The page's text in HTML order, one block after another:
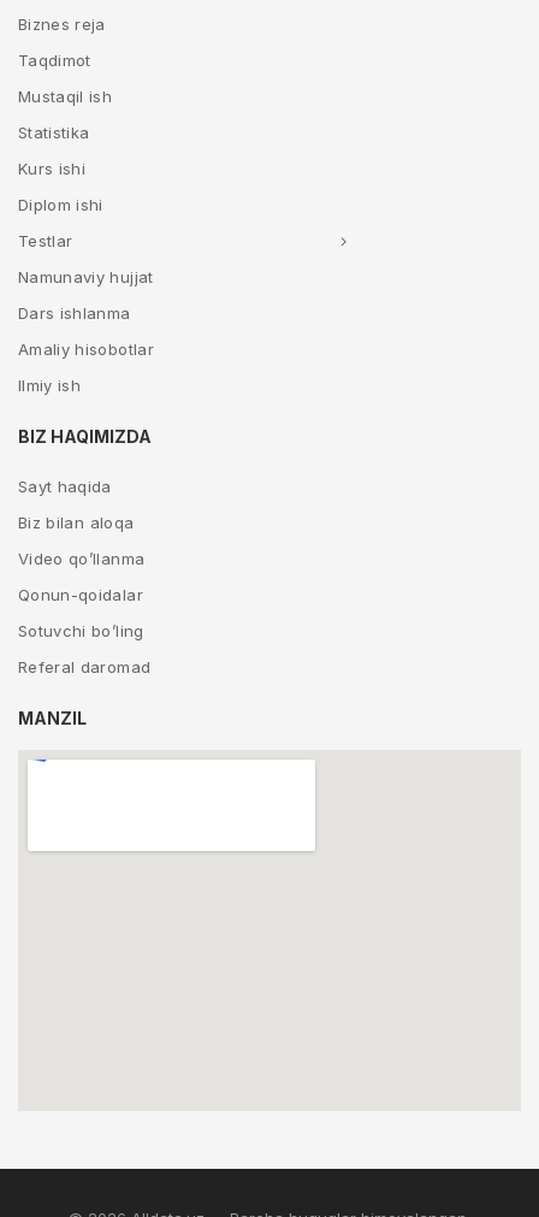
Biznes reja
Taqdimot
Mustaqil ish
Statistika
Kurs ishi
Diplom ishi
Testlar
Namunaviy hujjat
Dars ishlanma
Amaliy hisobotlar
Ilmiy ish
BIZ HAQIMIZDA
Sayt haqida
Biz bilan aloqa
Video qo’llanma
Qonun-qoidalar
Sotuvchi bo’ling
Referal daromad
MANZIL